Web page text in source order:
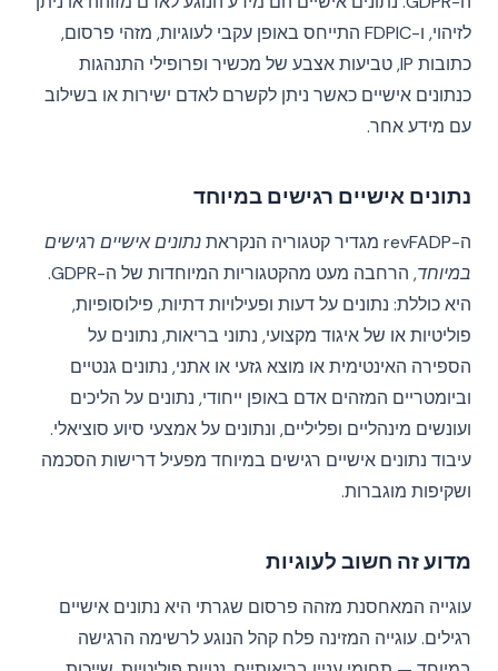
לזיהוי, ו-FDPIC התייחס באופן עקבי לעוגיות, מזהי פרסום,
כתובות IP, טביעות אצבע של מכשיר ופרופילי התנהגות
כנתונים אישיים כאשר ניתן לקשרם לאדם ישירות או בשילוב
עם מידע אחר.
נתונים אישיים רגישים במיוחד
ה-revFADP מגדיר קטגוריה הנקראת
נתונים אישיים רגישים
במיוחד
, הרחבה מעט מהקטגוריות המיוחדות של ה-GDPR.
היא כוללת: נתונים על דעות ופעילויות דתיות, פילוסופיות,
פוליטיות או של איגוד מקצועי, נתוני בריאות, נתונים על
הספירה האינטימית או מוצא גזעי או אתני, נתונים גנטיים
וביומטריים המזהים אדם באופן ייחודי, נתונים על הליכים
ועונשים מינהליים ופליליים, ונתונים על אמצעי סיוע סוציאלי.
עיבוד נתונים אישיים רגישים במיוחד מפעיל דרישות הסכמה
ושקיפות מוגברות.
מדוע זה חשוב לעוגיות
עוגייה המאחסנת מזהה פרסום שגרתי היא נתונים אישיים
רגילים. עוגייה המזינה פלח קהל הנוגע לרשימה הרגישה